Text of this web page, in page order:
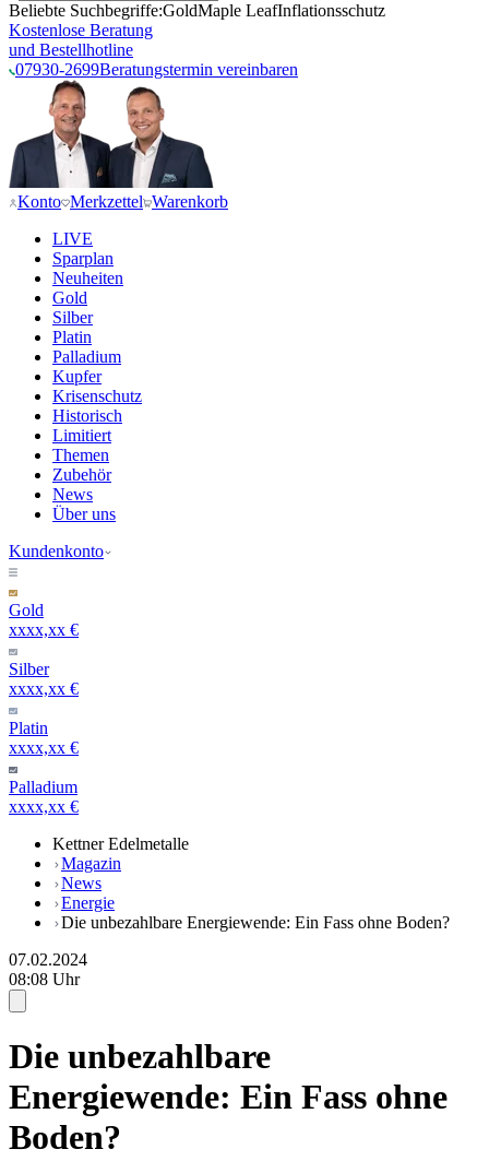
Beliebte Suchbegriffe:GoldMaple LeafInflationsschutz
Kostenlose Beratung
und Bestellhotline
07930-2699Beratungstermin vereinbaren
Konto Merkzettel Warenkorb
LIVE
Sparplan
Neuheiten
Gold
Silber
Platin
Palladium
Kupfer
Krisenschutz
Historisch
Limitiert
Themen
Zubehör
News
Über uns
Kundenkonto
Gold
xxxx,xx €
Silber
xxxx,xx €
Platin
xxxx,xx €
Palladium
xxxx,xx €
Kettner Edelmetalle
Magazin
News
Energie
Die unbezahlbare Energiewende: Ein Fass ohne Boden?
07.02.2024
08:08 Uhr
Die unbezahlbare
Energiewende: Ein Fass ohne
Boden?